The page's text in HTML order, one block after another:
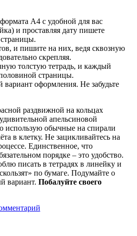
А4 с удобной для вас
и проставляя дату пишете
и пишите на них, ведя сквозную
скрепляя.
толстую тетрадь, и каждый
страницы.
оформления. Не забудьте
раздвижной на кольцах
апельсиновой
использую обычные на спирали
в клетку. Не зацикливайтесь на
Единственное, что
порядке – это удобство.
писать в тетрадях в линейку и
по бумаге. Подумайте о
вариант. Побалуйте своего